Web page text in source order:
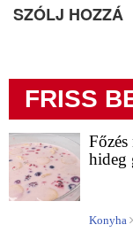
SZÓLJ HOZZÁ
FRISS
hideg
Konyha